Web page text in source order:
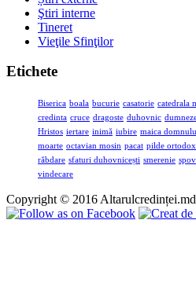
Ştiri interne
Tineret
Vieţile Sfinţilor
Etichete
Biserica boala bucurie casatorie catedrala
credinta cruce dragoste duhovnic
Hristos iertare inimă iubire maica
moarte octavian mosin pacat pilde
răbdare sfaturi duhovnicești smerenie
vindecare
Copyright © 2016 Altarulcredinței.md